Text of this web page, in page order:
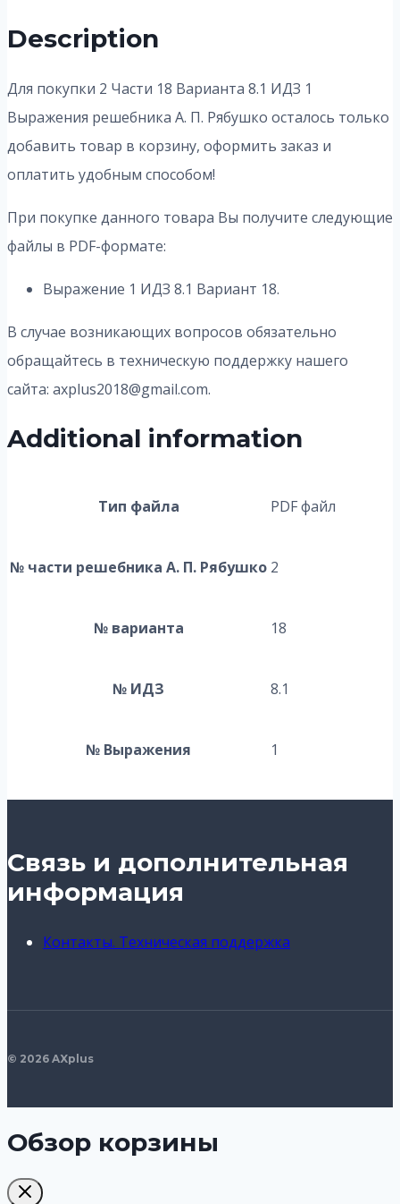
Description
Для покупки 2 Части 18 Варианта 8.1 ИДЗ 1
Выражения решебника А. П. Рябушко осталось только
добавить товар в корзину, оформить заказ и
оплатить удобным способом!
При покупке данного товара Вы получите следующие
файлы в PDF-формате:
Выражение 1 ИДЗ 8.1 Вариант 18.
В случае возникающих вопросов обязательно
обращайтесь в техническую поддержку нашего
сайта: axplus2018@gmail.com.
Additional information
Тип файла PDF файл
№ части решебника А. П. Рябушко 2
№ варианта 18
№ ИДЗ 8.1
№ Выражения 1
Связь и дополнительная
информация
Контакты. Техническая поддержка
© 2026 AXplus
Обзор корзины